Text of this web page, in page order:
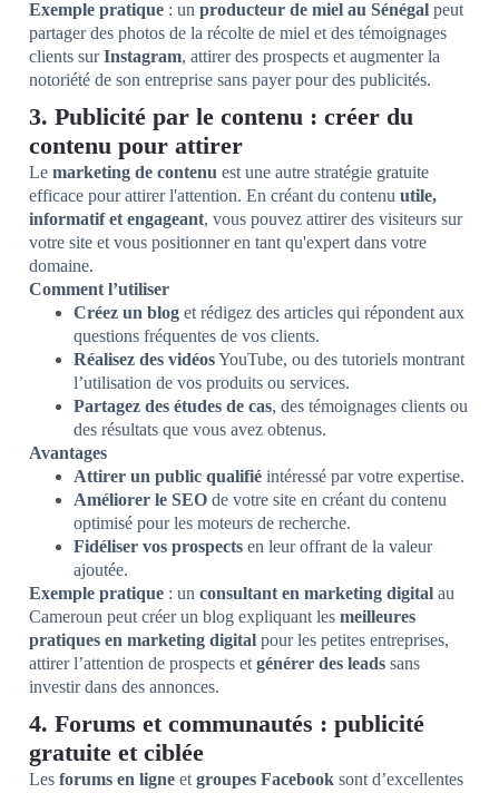
Exemple pratique : un producteur de miel au Sénégal peut
partager des photos de la récolte de miel et des témoignages
clients surInstagram, attirer des prospects et augmenter la
notoriété de son entreprise sans payer pour des publicités.
3. Publicité par le contenu : créer du
contenu pour attirer
Le marketing de contenu est une autre stratégie gratuite
efficace pour attirer l'attention. En créant du contenu utile,
informatif et engageant, vous pouvez attirer des visiteurs sur
votre site et vous positionner en tant qu'expert dans votre
domaine.
Comment l’utiliser
Créez un blog et rédigez des articles qui répondent aux
questions fréquentes de vos clients.
Réalisez des vidéosYouTube, ou des tutoriels montrant
l’utilisation de vos produits ou services.
Partagez des études de cas, des témoignages clients ou
des résultats que vous avez obtenus.
Avantages
Attirer un public qualifié intéressé par votre expertise.
Améliorer le SEO de votre site en créant du contenu
optimisé pour les moteurs de recherche.
Fidéliser vos prospects en leur offrant de la valeur
ajoutée.
Exemple pratique : un consultant en marketing digital au
Cameroun peut créer un blog expliquant les meilleures
pratiques en marketing digital pour les petites entreprises,
attirer l’attention de prospects et générer des leads sans
investir dans des annonces.
4. Forums et communautés : publicité
gratuite et ciblée
Les forums en ligne et groupes Facebook sont d’excellentes